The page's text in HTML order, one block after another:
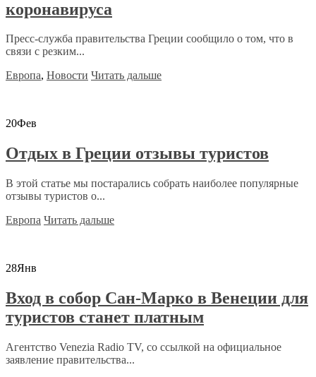
коронавируса
Пресс-служба правительства Греции сообщило о том, что в
связи с резким...
Европа, Новости Читать дальше
20Фев
Отдых в Греции отзывы туристов
В этой статье мы постарались собрать наиболее популярные
отзывы туристов о...
Европа Читать дальше
28Янв
Вход в собор Сан-Марко в Венеции для
туристов станет платным
Агентство Venezia Radio TV, со ссылкой на официальное
заявление правительства...